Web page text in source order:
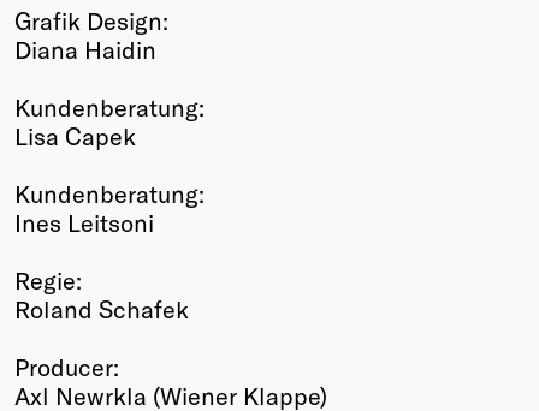
Grafik Design:
Diana Haidin
Kundenberatung:
Lisa Capek
Kundenberatung:
Ines Leitsoni
Regie:
Roland Schafek
Producer:
Axl Newrkla (Wiener Klappe)